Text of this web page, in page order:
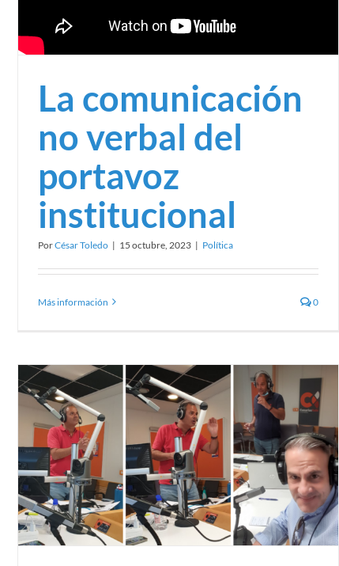
La comunicación
no verbal del
portavoz
institucional
PorCésar Toledo | 15 octubre, 2023 | Política
Más información 0
La guerra de las mesas llega a la comunicación no
verbal del Gobierno de Cataluña